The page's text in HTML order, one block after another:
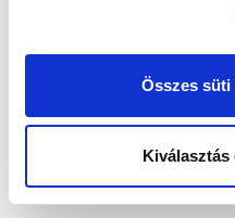
Összes süti
Kiválasztás